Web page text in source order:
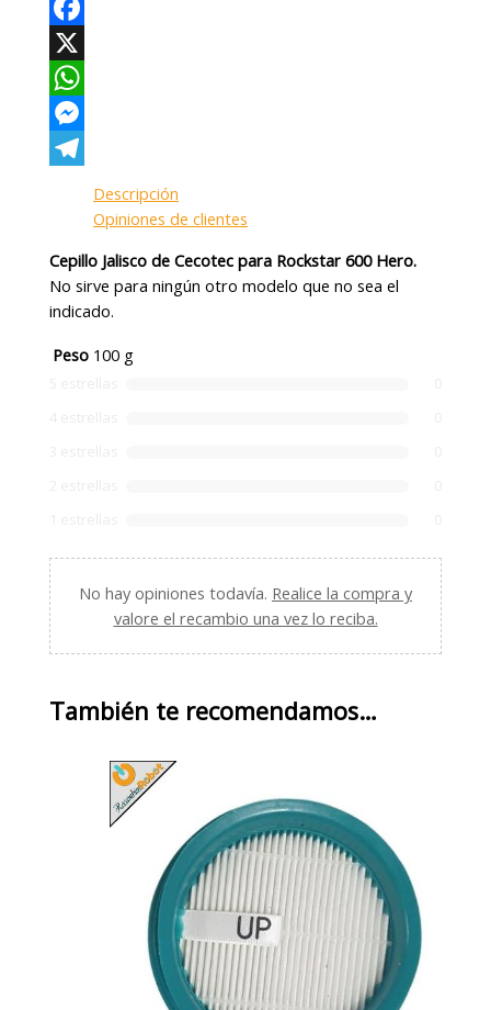
Facebook
X
WhatsApp
Messenger
Descripción
Opiniones de clientes
Cepillo Jalisco de Cecotec para Rockstar 600 Hero.
No sirve para ningún otro modelo que no sea el
indicado.
Peso 100 g
No hay opiniones todavía. Realice la compra y
valore el recambio una vez lo reciba.
También te recomendamos…